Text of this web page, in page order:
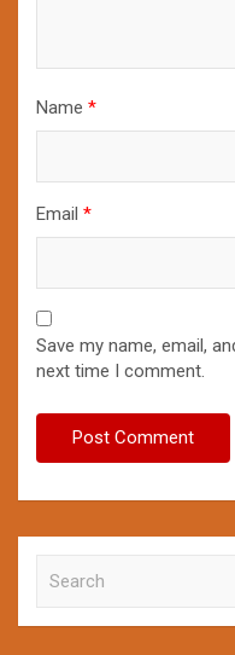
Name *
Email *
Save my name, email,
next time I comment.